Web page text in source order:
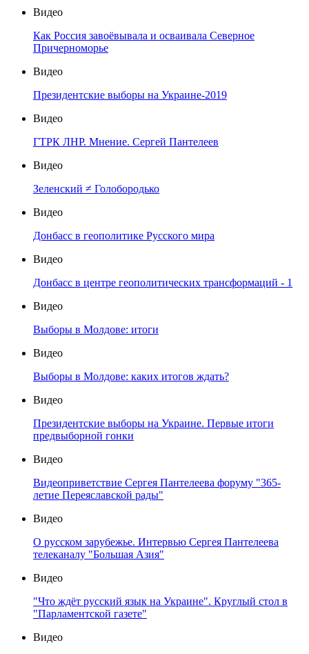
Видео
Как Россия завоёвывала и осваивала Северное
Причерноморье
Видео
Президентские выборы на Украине-2019
Видео
ГТРК ЛНР. Мнение. Сергей Пантелеев
Видео
Зеленский ≠ Голобородько
Видео
Донбасс в геополитике Русского мира
Видео
Донбасс в центре геополитических трансформаций - 1
Видео
Выборы в Молдове: итоги
Видео
Выборы в Молдове: каких итогов ждать?
Видео
Президентские выборы на Украине. Первые итоги
предвыборной гонки
Видео
Видеоприветствие Сергея Пантелеева форуму "365-
летие Переяславской рады"
Видео
О русском зарубежье. Интервью Сергея Пантелеева
телеканалу "Большая Азия"
Видео
"Что ждёт русский язык на Украине". Круглый стол в
"Парламентской газете"
Видео